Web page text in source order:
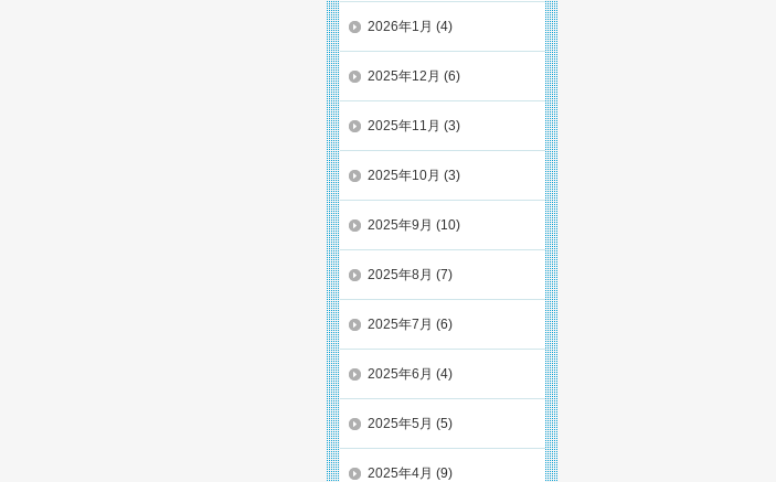
2026年1月 (4)
2025年12月 (6)
2025年11月 (3)
2025年10月 (3)
2025年9月 (10)
2025年8月 (7)
2025年7月 (6)
2025年6月 (4)
2025年5月 (5)
2025年4月 (9)